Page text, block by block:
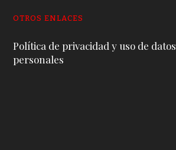
OTROS ENLACES
Política de privacidad y uso de datos
personales